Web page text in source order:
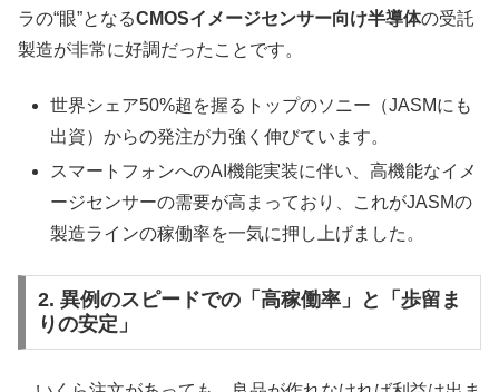
ラの“眼”となるCMOSイメージセンサー向け半導体の受託
製造が非常に好調だったことです。
世界シェア50%超を握るトップのソニー（JASMにも
出資）からの発注が力強く伸びています。
スマートフォンへのAI機能実装に伴い、高機能なイメ
ージセンサーの需要が高まっており、これがJASMの
製造ラインの稼働率を一気に押し上げました。
2. 異例のスピードでの「高稼働率」と「歩留ま
りの安定」